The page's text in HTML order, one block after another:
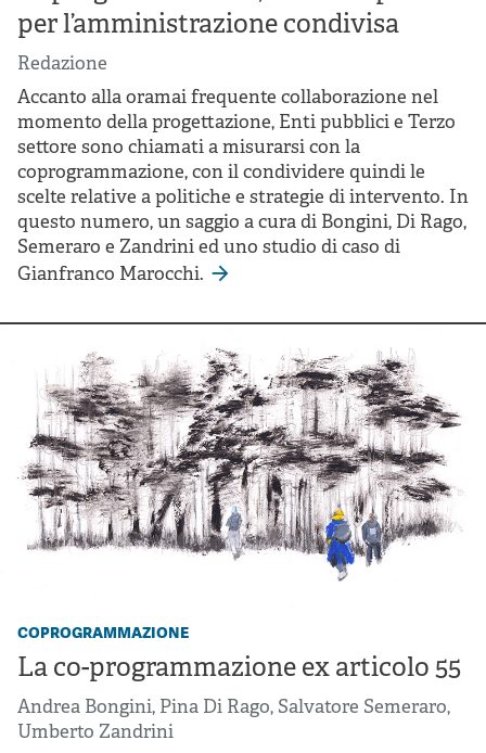
per l’amministrazione condivisa
Redazione
Accanto alla oramai frequente collaborazione nel
momento della progettazione, Enti pubblici e Terzo
settore sono chiamati a misurarsi con la
coprogrammazione, con il condividere quindi le
scelte relative a politiche e strategie di intervento. In
questo numero, un saggio a cura di Bongini, Di Rago,
Semeraro e Zandrini ed uno studio di caso di
Gianfranco Marocchi.
coprogrammazione
La co-programmazione ex articolo 55
Andrea Bongini, Pina Di Rago, Salvatore Semeraro,
Umberto Zandrini